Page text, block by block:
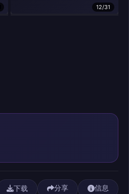
12/31
下载 分享 信息